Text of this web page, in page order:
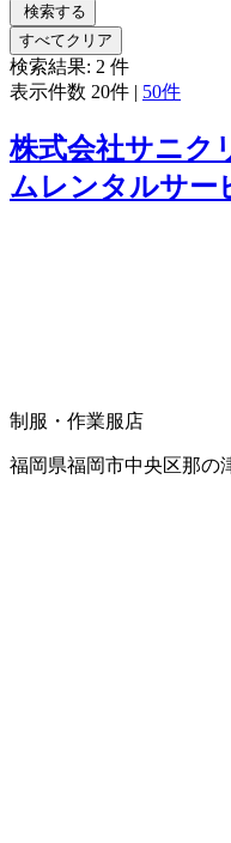
検索する
すべてクリア
検索結果: 2 件
表示件数 20件 | 50件
株式会社サニク
ムレンタルサー
制服・作業服店
福岡県福岡市中央区那の